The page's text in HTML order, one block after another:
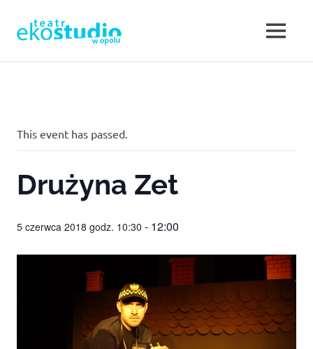
EKOSTUDIO
Teatr
w
Opolu.
Opole.
Teatr
otwarty
nowe
działania,
ale
sięgający
MENU
This event has passed.
Drużyna Zet
5 czerwca 2018 godz. 10:30 - 12:00